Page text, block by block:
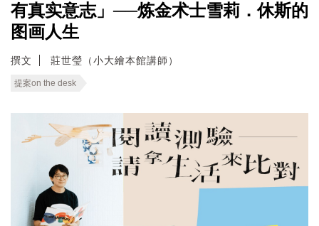
有真实意志」──炼金术士雪莉．休斯的
图画人生
撰文 莊世瑩（小大繪本館講師）
提案on the desk